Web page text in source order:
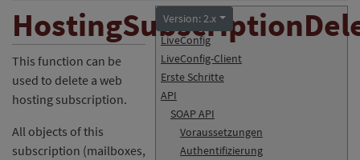
Version: 2.x
LiveConfig
LiveConfig-Client
Erste Schritte
API
SOAP API
Voraussetzungen
Authentifizierung
This function can be
used to delete a web
hosting subscription.
All objects of this
subscription (mailboxes,